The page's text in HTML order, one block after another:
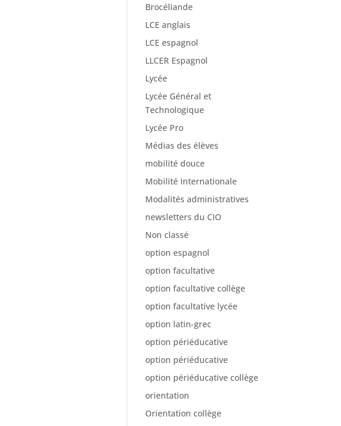
Brocéliande
LCE anglais
LCE espagnol
LLCER Espagnol
Lycée
Lycée Général et
Technologique
Lycée Pro
Médias des élèves
mobilité douce
Mobilité Internationale
Modalités administratives
newsletters du CIO
Non classé
option espagnol
option facultative
option facultative collège
option facultative lycée
option latin-grec
option périéducative
option périéducative
option périéducative collège
orientation
Orientation collège